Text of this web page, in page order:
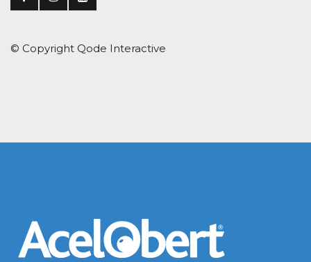
© Copyright Qode Interactive